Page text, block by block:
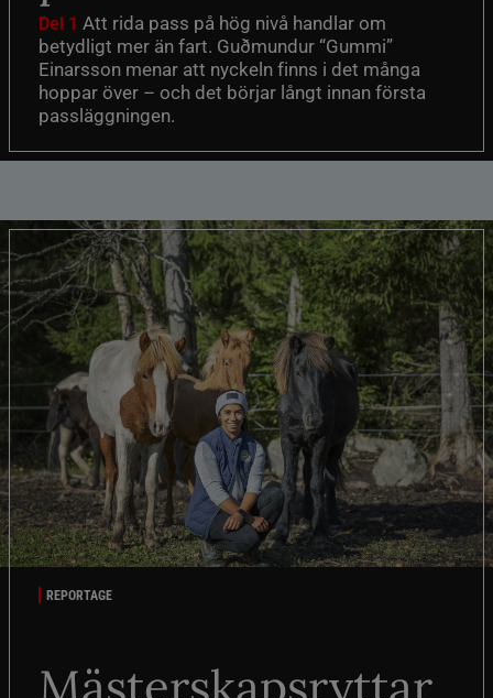
Del 1 Att rida pass på hög nivå handlar om
betydligt mer än fart. Guðmundur “Gummi”
Einarsson menar att nyckeln finns i det många
hoppar över – och det börjar långt innan första
passläggningen.
REPORTAGE